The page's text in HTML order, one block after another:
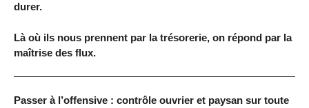
durer.
Là où ils nous prennent par la trésorerie, on répond par la
maîtrise des flux.
Passer à l’offensive : contrôle ouvrier et paysan sur toute